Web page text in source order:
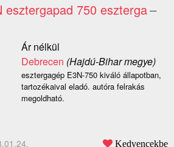
esztergapad 750 eszterga–
Ár nélkül
Debrecen (Hajdú-Bihar megye)
esztergagép E3N-750 kiváló állapotban,
tartozékaival eladó. autóra felrakás
megoldható.
Kedvencekbe